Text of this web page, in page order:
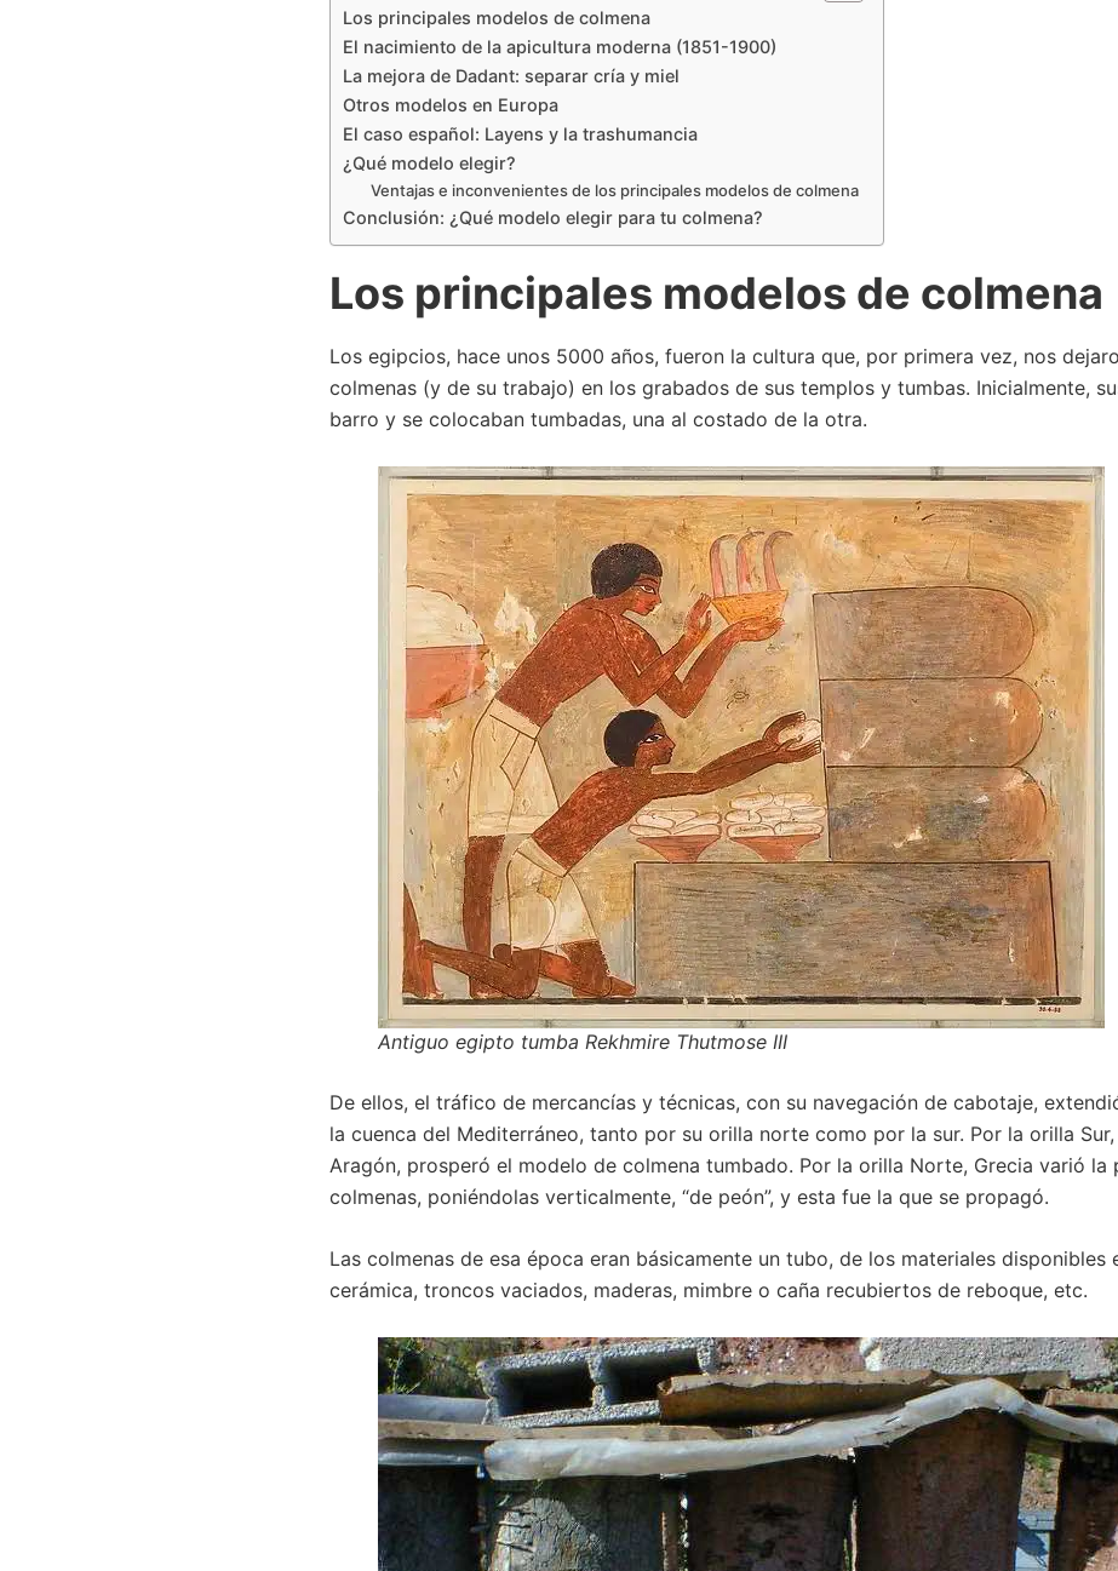
Los principales modelos de colmena
El nacimiento de la apicultura moderna (1851-1900)
La mejora de Dadant: separar cría y miel
Otros modelos en Europa
El caso español: Layens y la trashumancia
¿Qué modelo elegir?
Ventajas e inconvenientes de los principales modelos de colmena
Conclusión: ¿Qué modelo elegir para tu colmena?
Los principales modelos de colmena
Los egipcios, hace unos 5000 años, fueron la cultura que, por primera vez, nos
colmenas (y de su trabajo) en los grabados de sus templos y tumbas. Inicialmente,
barro y se colocaban tumbadas, una al costado de la otra.
Antiguo egipto tumba Rekhmire Thutmose III
De ellos, el tráfico de mercancías y técnicas, con su navegación de cabotaje,
la cuenca del Mediterráneo, tanto por su orilla norte como por la sur. Por la orilla
Aragón, prosperó el modelo de colmena tumbado. Por la orilla Norte, Grecia varió la
colmenas, poniéndolas verticalmente, “de peón”, y esta fue la que se propagó.
Las colmenas de esa época eran básicamente un tubo, de los materiales disponibles
cerámica, troncos vaciados, maderas, mimbre o caña recubiertos de reboque, etc.